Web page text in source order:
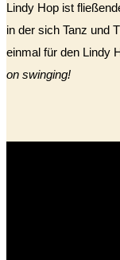
Lindy Hop ist
in der sich Tanz und
einmal für den Lindy
on swinging!